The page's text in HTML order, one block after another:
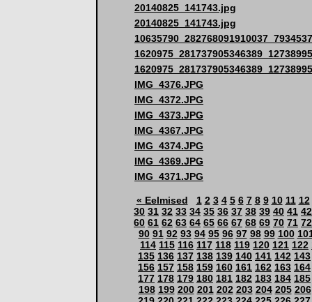
20140825_141743.jpg
20140825_141743.jpg
IMG_4376.JPG
IMG_4372.JPG
IMG_4373.JPG
IMG_4367.JPG
IMG_4374.JPG
IMG_4369.JPG
IMG_4371.JPG
« Eelmised 1 2 3 4 5 6 7 8 9 10 11 12
30 31 32 33 34 35 36 37 38 39 40 41 42
60 61 62 63 64 65 66 67 68 69 70 71 72
90 91 92 93 94 95 96 97 98 99 100
114 115 116 117 118 119 120 121 122
135 136 137 138 139 140 141 142 143
156 157 158 159 160 161 162 163 164
177 178 179 180 181 182 183 184 185
198 199 200 201 202 203 204 205 206